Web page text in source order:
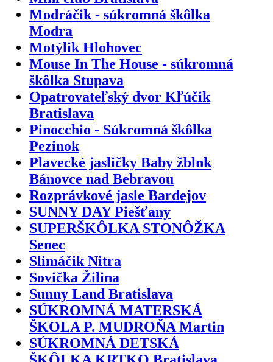
Modráčik - súkromná škôlka
Modra
Motýlik Hlohovec
Mouse In The House - súkromná
škôlka Stupava
Opatrovateľský dvor Kľúčik
Bratislava
Pinocchio - Súkromná škôlka
Pezinok
Plavecké jasličky Baby žblnk
Bánovce nad Bebravou
Rozprávkové jasle Bardejov
SUNNY DAY Piešťany
SUPERŠKÔLKA STONÔŽKA
Senec
Slimáčik Nitra
Sovička Žilina
Sunny Land Bratislava
SÚKROMNÁ MATERSKÁ
ŠKOLA P. MUDROŇA Martin
SÚKROMNÁ DETSKÁ